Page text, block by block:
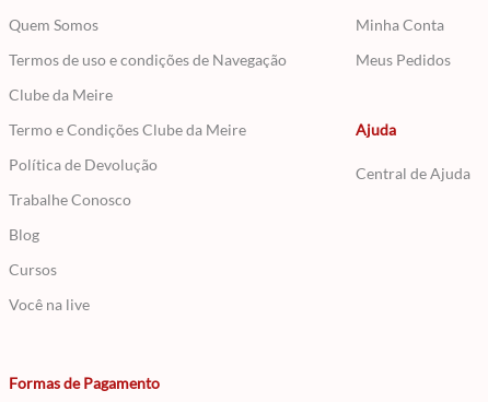
Quem Somos
Termos de uso e condições de Navegação
Clube da Meire
Termo e Condições Clube da Meire
Política de Devolução
Trabalhe Conosco
Blog
Cursos
Você na live
Minha Conta
Meus Pedidos
Ajuda
Central de Ajuda
Formas de Pagamento